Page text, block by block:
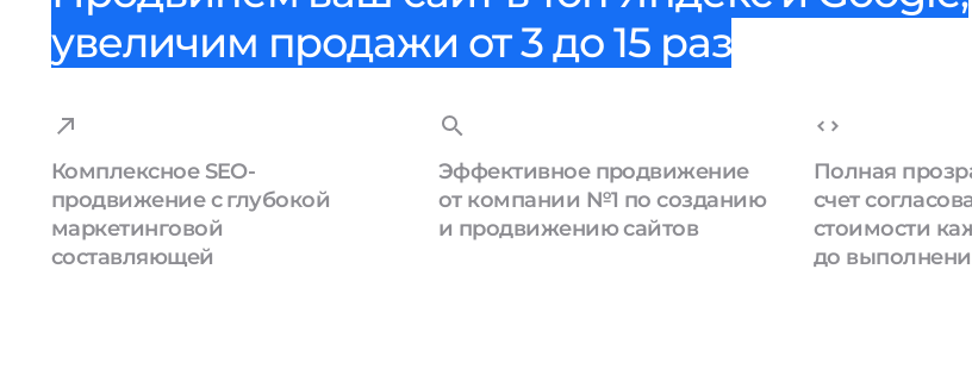
увеличим продажи от 3 до 15 раз
Комплексное SEO-
продвижение с глубокой
маркетинговой
составляющей
Эффективное продвижение
от компании №1 по созданию
и продвижению сайтов
Полная
счет
стоимости
до